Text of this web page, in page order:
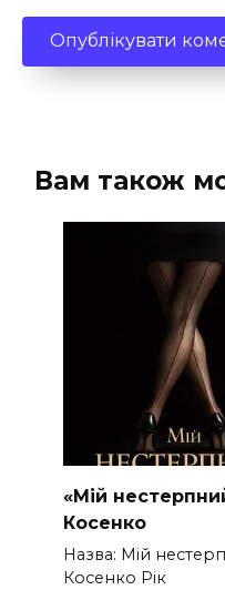
Вам також
«Мій
Косенко
Назва: Мій
Косенко Рік